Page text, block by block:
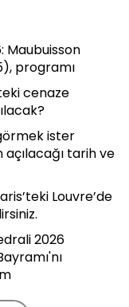
Maubuisson
programı
cenaze
ister
açılacağı tarih ve
Louvre’de
2026